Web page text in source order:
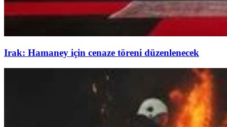
Irak: Hamaney için cenaze töreni düzenlenecek